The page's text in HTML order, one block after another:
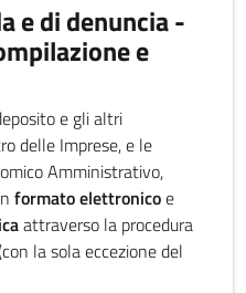
e di denuncia -
e
e gli altri
delle Imprese, e le
Amministrativo,
formato elettronicoe
attraverso la procedura
la sola eccezione del